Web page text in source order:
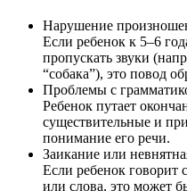
Нарушение
Если ребенок к 5–6
пропускать звуки
“собака”), это повод
Проблемы с
Ребенок путает
существительные и
понимание его речи.
Заикание или
Если ребенок говорит
или слова, это может